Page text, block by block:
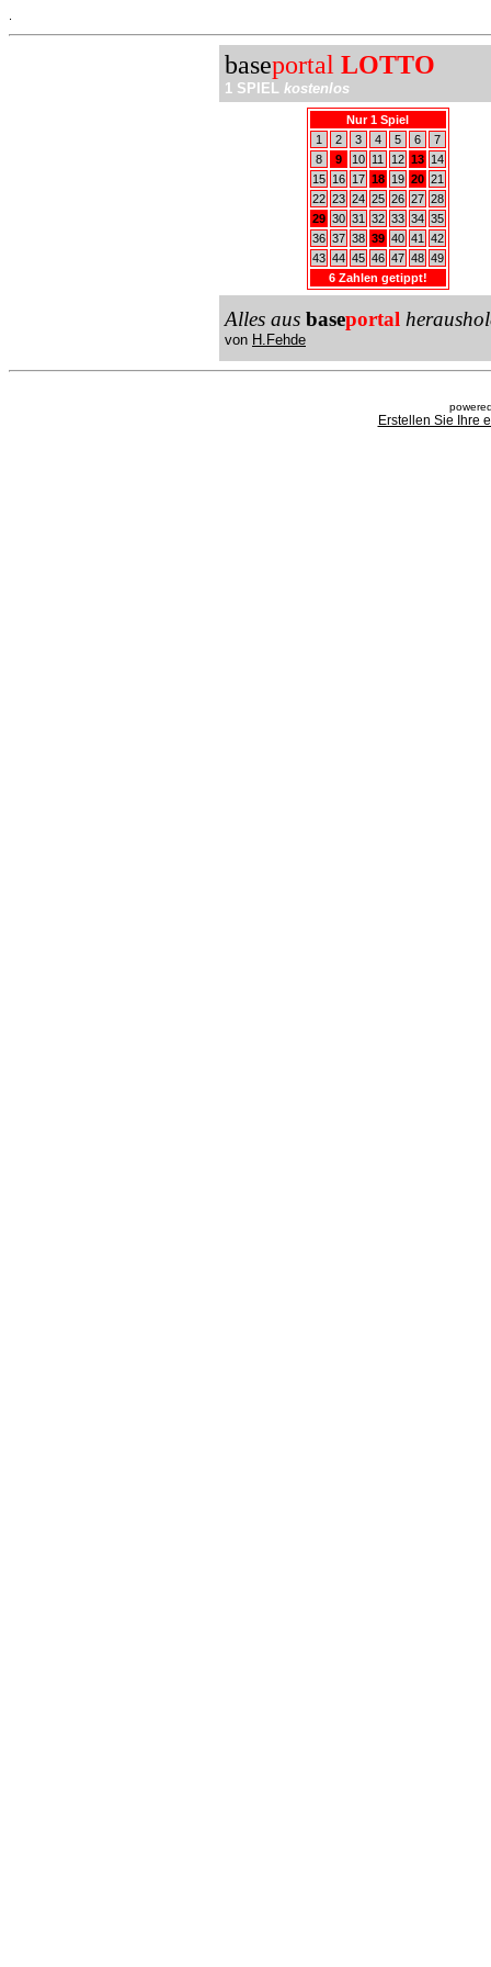
baseportal LOTTO
1 SPIEL kostenlos
Nur 1 Spiel
1
2 3 4 5 6
7
8
9 10 11 12 13
14
15
16 17 18 19 20 21
22 23 24 25 26 27 28
29 30 31 32 33 34 35
36 37 38 39 40 41
42
43 44 45 46 47 48 49
6 Zahlen getippt!
Alles aus baseportal
von H.Fehde
Erstellen Sie Ihre